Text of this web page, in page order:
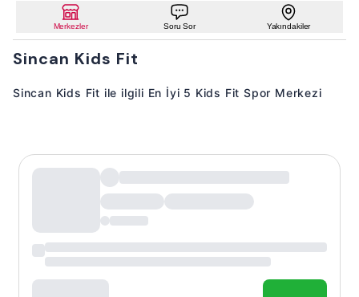
Merkezler Soru Sor Yakındakiler
Sincan Kids Fit
Sincan Kids Fit ile ilgili En İyi 5 Kids Fit Spor Merkezi